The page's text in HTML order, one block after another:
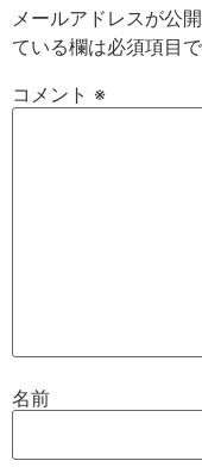
メールアドレスが公
ている欄は必須項目
コメント ※
名前